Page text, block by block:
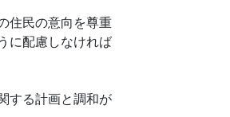
住民の意向を尊重
に配慮しなければ
する計画と調和が